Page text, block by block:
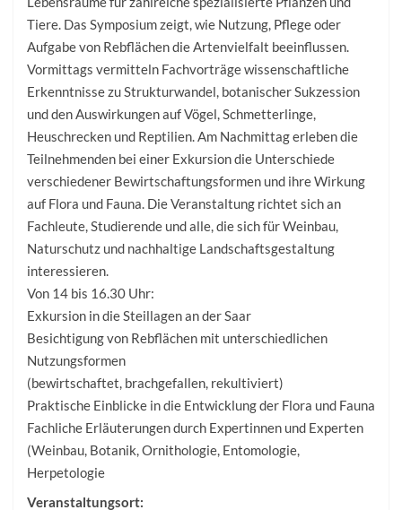
Tiere. Das Symposium zeigt, wie Nutzung, Pflege oder
Aufgabe von Rebflächen die Artenvielfalt beeinflussen.
Vormittags vermitteln Fachvorträge wissenschaftliche
Erkenntnisse zu Strukturwandel, botanischer Sukzession
und den Auswirkungen auf Vögel, Schmetterlinge,
Heuschrecken und Reptilien. Am Nachmittag erleben die
Teilnehmenden bei einer Exkursion die Unterschiede
verschiedener Bewirtschaftungsformen und ihre Wirkung
auf Flora und Fauna. Die Veranstaltung richtet sich an
Fachleute, Studierende und alle, die sich für Weinbau,
Naturschutz und nachhaltige Landschaftsgestaltung
interessieren.
Von 14 bis 16.30 Uhr:
Exkursion in die Steillagen an der Saar
Besichtigung von Rebflächen mit unterschiedlichen
Nutzungsformen
(bewirtschaftet, brachgefallen, rekultiviert)
Praktische Einblicke in die Entwicklung der Flora und Fauna
Fachliche Erläuterungen durch Expertinnen und Experten
(Weinbau, Botanik, Ornithologie, Entomologie,
Herpetologie
Veranstaltungsort: